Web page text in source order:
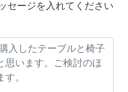
セージを入れてください